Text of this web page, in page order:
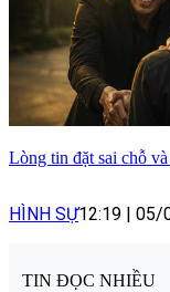
Lòng tin đặt sai chỗ
HÌNH SỰ12:19 | 05/
TIN ĐỌC NHIỀU